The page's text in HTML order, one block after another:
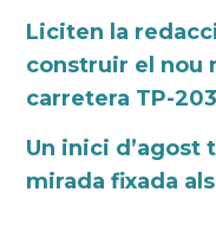
Liciten la
construir el nou
carretera TP-
Un inici d’agost
mirada fixada